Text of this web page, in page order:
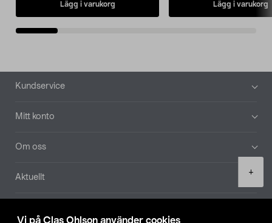
Vi på Clas Ohlson använder cookies
+
Lägg i varukorg Lägg i varukorg
Sidfot
Kundservice
Mitt konto
Om oss
Aktuellt